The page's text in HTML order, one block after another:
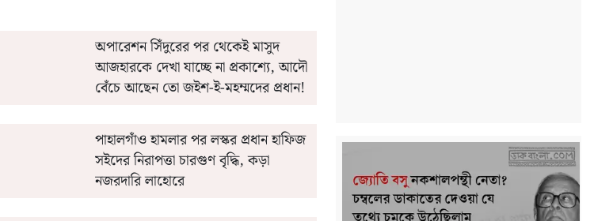
অপারেশন সিঁদুরের পর থেকেই মাসুদ
আজহারকে দেখা যাচ্ছে না প্রকাশ্যে, আদৌ
বেঁচে আছেন তো জইশ-ই-মহম্মদের প্রধান!
পাহালগাঁও হামলার পর লস্কর প্রধান হাফিজ
সইদের নিরাপত্তা চারগুণ বৃদ্ধি, কড়া
নজরদারি লাহোরে